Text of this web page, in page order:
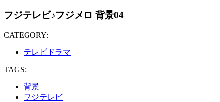
フジテレビ♪フジメロ 背景04
CATEGORY:
テレビドラマ
TAGS:
背景
フジテレビ